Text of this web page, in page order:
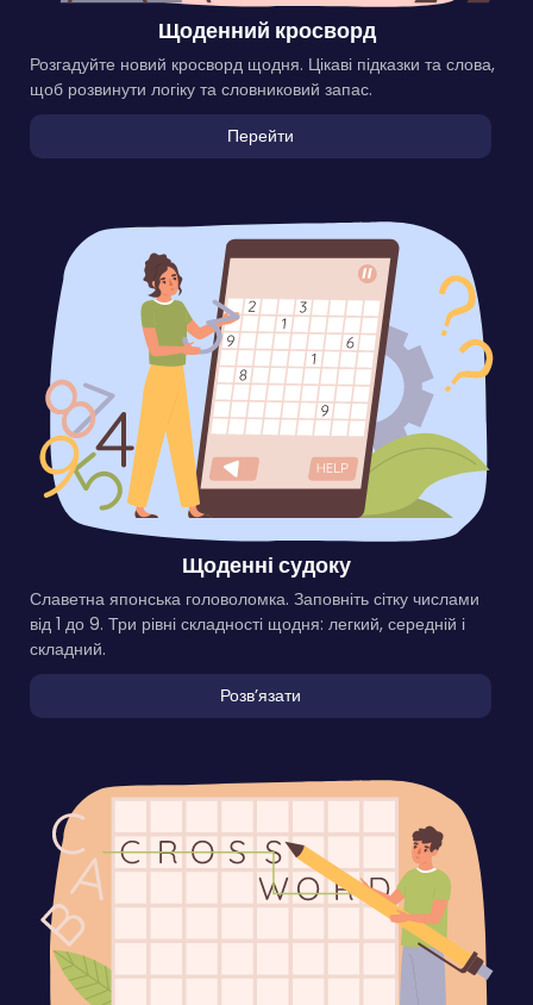
Щоденний кросворд
Розгадуйте новий кросворд щодня. Цікаві підказки та слова,
щоб розвинути логіку та словниковий запас.
Перейти
Щоденні судоку
Славетна японська головоломка. Заповніть сітку числами
від 1 до 9. Три рівні складності щодня: легкий, середній і
складний.
Розвʼязати